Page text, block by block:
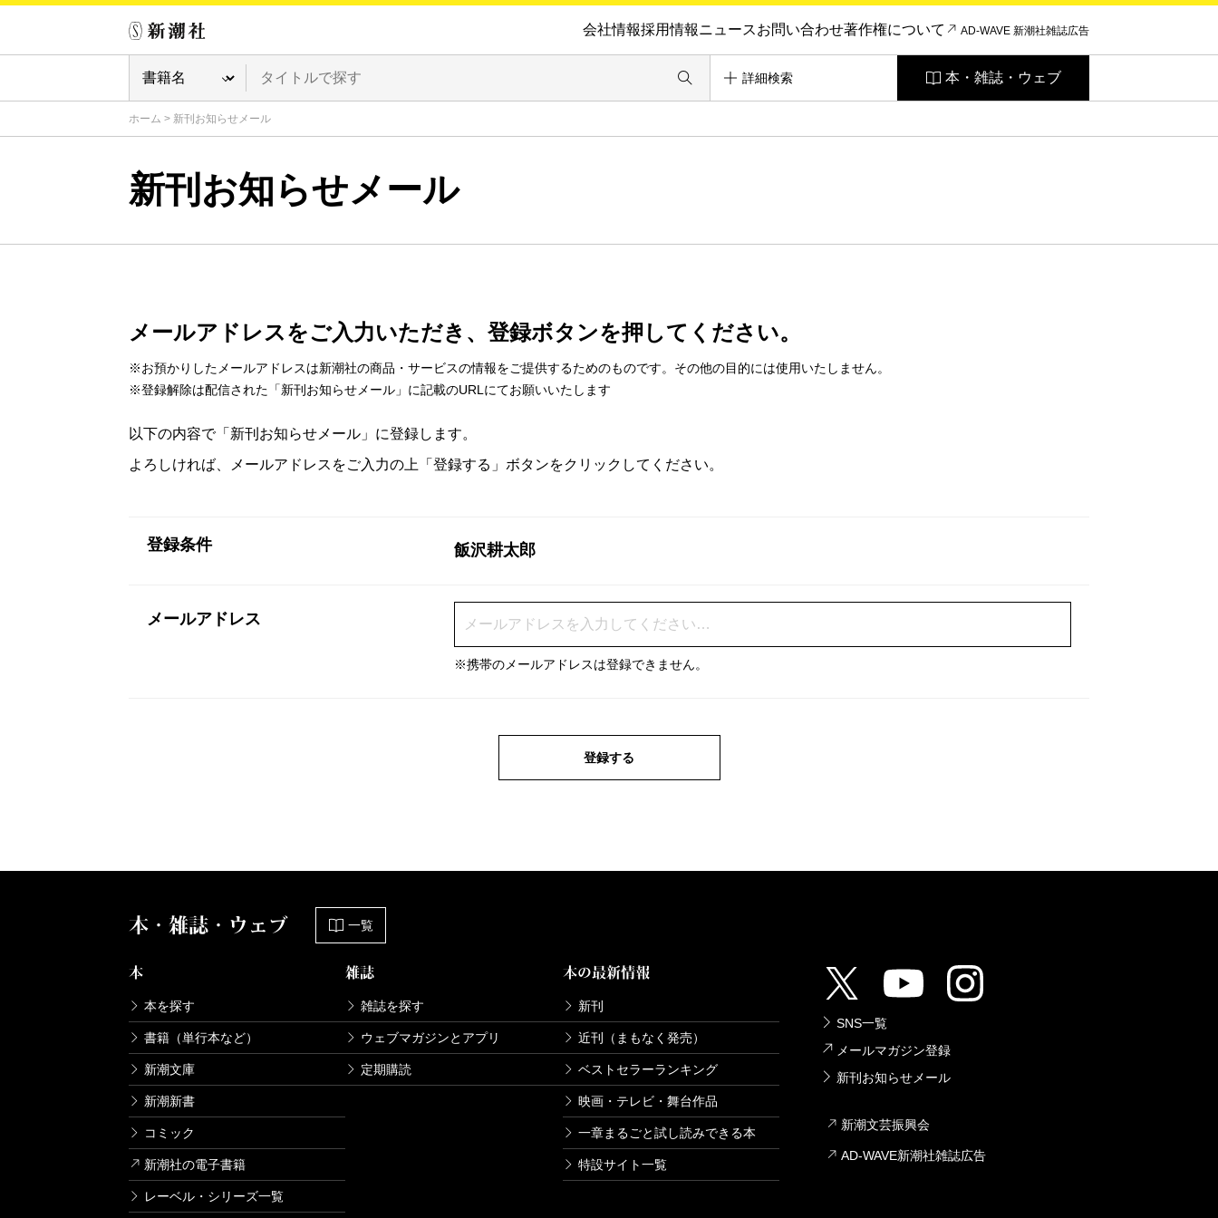
会社情報採用情報ニュースお問い合わせ著作権について AD-WAVE 新潮社雑誌広告
詳細検索 本・雑誌・ウェブ
ホーム > 新刊お知らせメール
新刊お知らせメール
メールアドレスをご入力いただき、登録ボタンを押してください。
※お預かりしたメールアドレスは新潮社の商品・サービスの情報をご提供するためのものです。その他の目的には使用いたしません。
※登録解除は配信された「新刊お知らせメール」に記載のURLにてお願いいたします
以下の内容で「新刊お知らせメール」に登録します。
よろしければ、メールアドレスをご入力の上「登録する」ボタンをクリックしてください。
登録条件 飯沢耕太郎
メールアドレス
※携帯のメールアドレスは登録できません。
登録する
本・雑誌・ウェブ 一覧
本
本を探す
書籍（単行本など）
新潮文庫
新潮新書
コミック
新潮社の電子書籍
レーベル・シリーズ一覧
雑誌
雑誌を探す
ウェブマガジンとアプリ
定期購読
本の最新情報
新刊
近刊（まもなく発売）
ベストセラーランキング
映画・テレビ・舞台作品
一章まるごと試し読みできる本
特設サイト一覧
SNS一覧
メールマガジン登録
新刊お知らせメール
新潮文芸振興会
AD-WAVE新潮社雑誌広告